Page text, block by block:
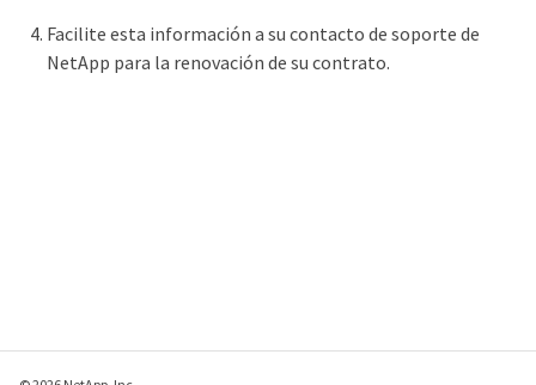
Facilite esta información a su contacto de soporte de
NetApp para la renovación de su contrato.